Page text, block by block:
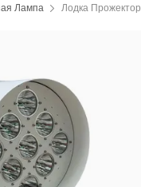
Лампа Лодка Прожектор